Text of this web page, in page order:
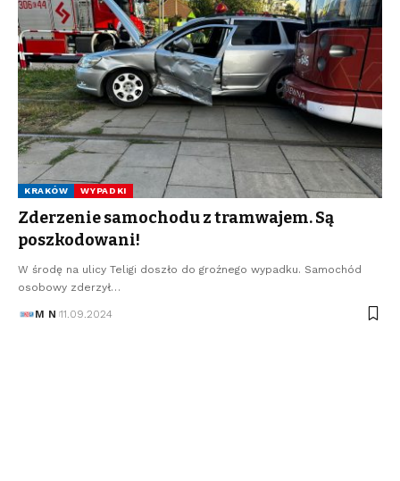
KRAKÓW WYPADKI
Zderzenie samochodu z tramwajem. Są
poszkodowani!
W środę na ulicy Teligi doszło do groźnego wypadku. Samochód
osobowy zderzył…
M N 11.09.2024